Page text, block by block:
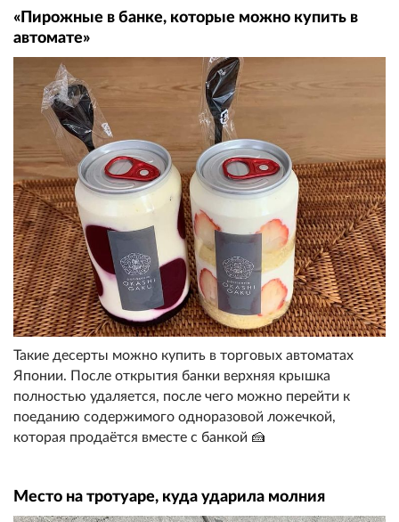
«Пирожные в банке, которые можно купить в
автомате»
Такие десерты можно купить в торговых автоматах
Японии. После открытия банки верхняя крышка
полностью удаляется, после чего можно перейти к
поеданию содержимого одноразовой ложечкой,
которая продаётся вместе с банкой 🍰
Место на тротуаре, куда ударила молния